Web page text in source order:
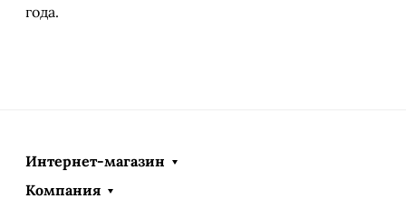
года.
Интернет-магазин
Компания